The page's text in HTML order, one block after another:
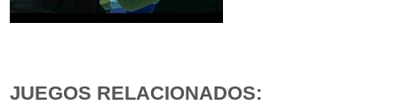
JUEGOS RELACIONADOS: